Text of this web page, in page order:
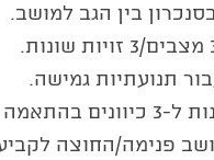
בין הגב למושב.
תנועתיות גמישה.
למנח היד.
פנימה/החוצה